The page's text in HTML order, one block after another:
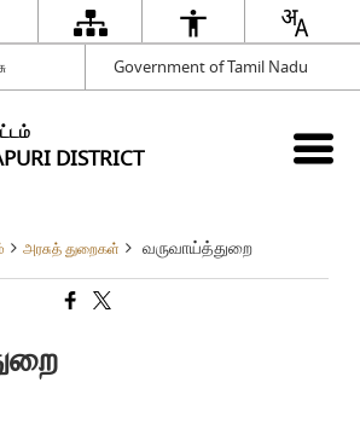
Government of Tamil Nadu
DISTRICT
அரசுத் துறைகள் வருவாய்த்துறை